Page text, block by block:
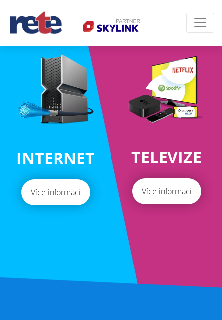
INTERNET
Více informací
TELEVIZE
Více informací